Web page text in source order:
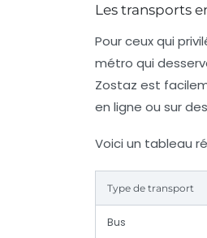
Les transports
Pour ceux qui
métro qui
Zostaz est
en ligne ou sur
Voici un tableau
Type de transport
Bus